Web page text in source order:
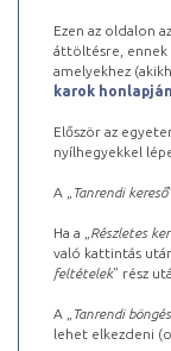
Ezen az oldalon
áttöltésre, ennek
amelyekhez
karok honlapján
Először az
nyílhegyekkel
A „ Tanrendi kereső
Ha a „ Részletes
való kattintás
feltételek” rész
A „ Tanrendi
lehet elkezdeni